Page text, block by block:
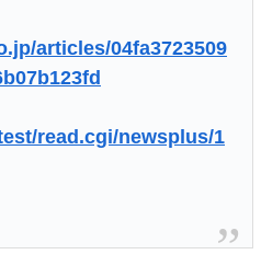
articles/04fa3723509
read.cgi/newsplus/1